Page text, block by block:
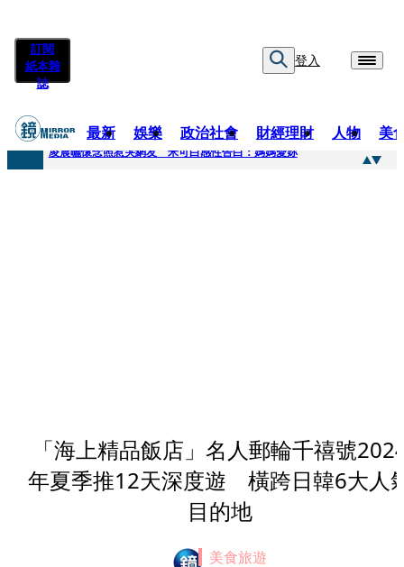
訂閱
紙本雜
誌
登入
最新 娛樂 政治社會 財經理財 人物 美
快訊
凌晨曬懷念照惹哭網友 米可白感性告白：媽媽愛妳
「海上精品飯店」名人郵輪千禧號
年夏季推12天深度遊 橫跨日韓6大人
目的地
美食旅遊